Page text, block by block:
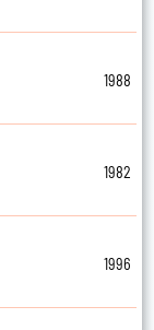
1988
1982
1996